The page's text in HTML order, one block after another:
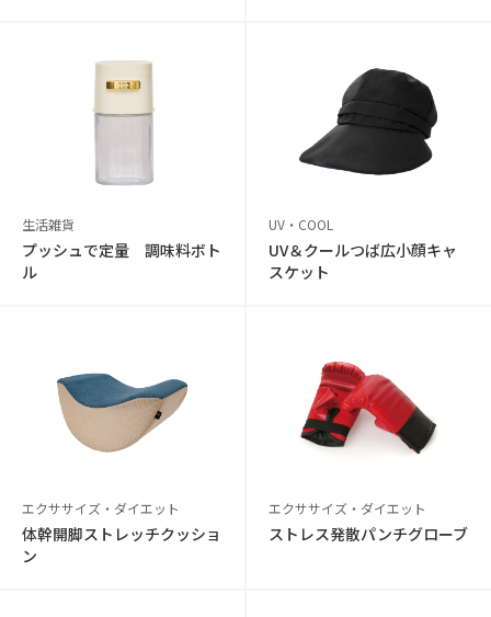
生活雑貨
プッシュで定量 調味料ボト
ル
UV・COOL
UV＆クールつば広小顔キャ
スケット
エクササイズ・ダイエット
体幹開脚ストレッチクッショ
ン
エクササイズ・ダイエット
ストレス発散パンチグローブ